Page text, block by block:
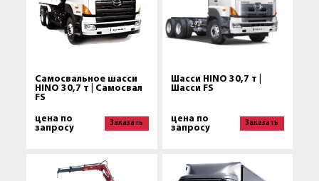
Самосвальное шасси
HINO 30,7 т | Самосвал
FS
цена по
запросу
Заказать
Шасси HINO 30,7 т |
Шасси FS
цена по
запросу
Заказать